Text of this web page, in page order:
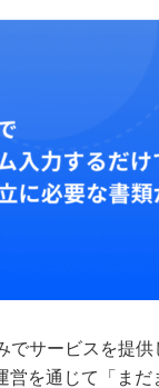
でサービスを提
営を通じて「ま